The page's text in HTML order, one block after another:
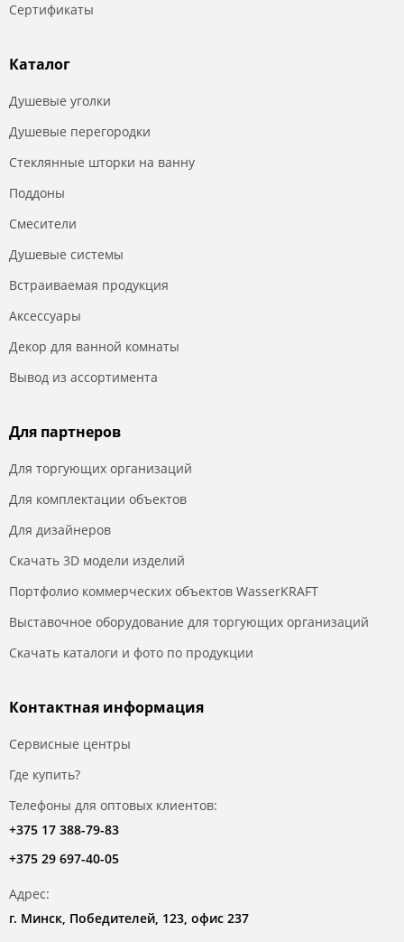
Сертификаты
Каталог
Душевые уголки
Душевые перегородки
Стеклянные шторки на ванну
Поддоны
Смесители
Душевые системы
Встраиваемая продукция
Аксессуары
Декор для ванной комнаты
Вывод из ассортимента
Для партнеров
Для торгующих организаций
Для комплектации объектов
Для дизайнеров
Скачать 3D модели изделий
Портфолио коммерческих объектов WasserKRAFT
Выставочное оборудование для торгующих организаций
Скачать каталоги и фото по продукции
Контактная информация
Сервисные центры
Где купить?
Телефоны для оптовых клиентов:
+375 17 388-79-83
+375 29 697-40-05
Адрес:
г. Минск, Победителей, 123, офис 237